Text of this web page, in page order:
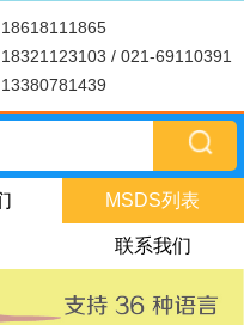
18321123103 / 021-69110391
MSDS列表
联系我们